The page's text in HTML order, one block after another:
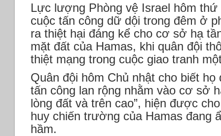
Lực lượng Phòng vệ Israel hôm
cuộc tấn công dữ dội trong đêm ở
ra thiệt hại đáng kể cho cơ sở hạ
mặt đất của Hamas, khi quân đội
thiệt mạng trong cuộc giao tranh
Quân đội hôm Chủ nhật cho biết họ
tấn công lan rộng nhằm vào cơ sở
lòng đất và trên cao”, hiện được
huy chiến trường của Hamas đang
hầm.